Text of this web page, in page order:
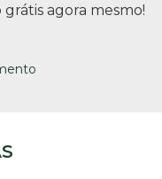
agora mesmo!